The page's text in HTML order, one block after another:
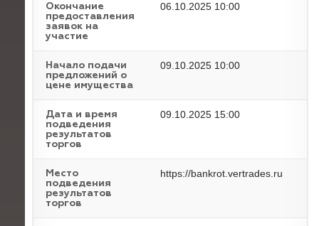
Окончание
предоставления
заявок на
участие
06.10.2025 10:00
Начало подачи
предложений о
цене имущества
09.10.2025 10:00
Дата и время
подведения
результатов
торгов
09.10.2025 15:00
Место
подведения
результатов
торгов
https://bankrot.vertrades.ru